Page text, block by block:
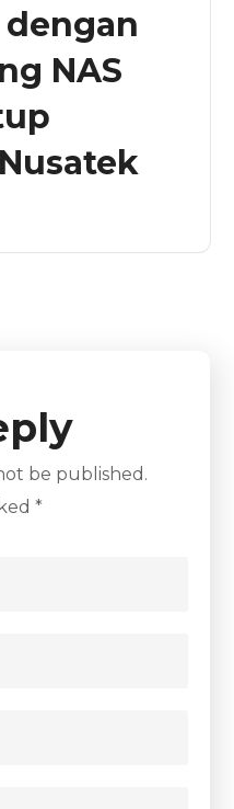
NAS
be published.
*